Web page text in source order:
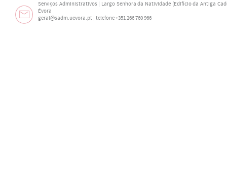
Serviços Administrativos | Largo Senhora da Natividade (Edifício da Antiga
Évora
geral@sadm.uevora.pt | telefone +351 266 760 966